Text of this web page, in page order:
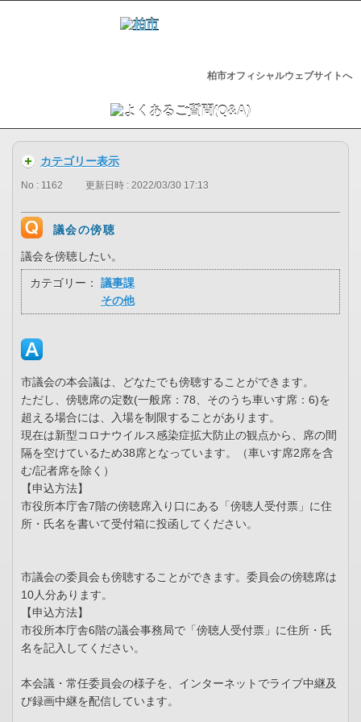
柏市オフィシャルウェブサイトへ
カテゴリー表示
No : 1162 更新日時 : 2022/03/30 17:13
議会の傍聴
議会を傍聴したい。
カテゴリー：
議事課
その他
市議会の本会議は、どなたでも傍聴することができます。
ただし、傍聴席の定数(一般席：78、そのうち車いす席：6)を
超える場合には、入場を制限することがあります。
現在は新型コロナウイルス感染症拡大防止の観点から、席の間
隔を空けているため38席となっています。（車いす席2席を含
む/記者席を除く）
【申込方法】
市役所本庁舎7階の傍聴席入り口にある「傍聴人受付票」に住
所・氏名を書いて受付箱に投函してください。
市議会の委員会も傍聴することができます。委員会の傍聴席は
10人分あります。
【申込方法】
市役所本庁舎6階の議会事務局で「傍聴人受付票」に住所・氏
名を記入してください。
本会議・常任委員会の様子を、インターネットでライブ中継及
び録画中継を配信しています。